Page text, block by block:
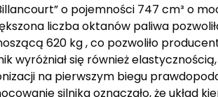
o pojemności 747 cm³ o
liczba oktanów paliwa
620 kg , co pozwoliło
wyróżniał się również
na pierwszym biegu
silnika oznaczało, że układ